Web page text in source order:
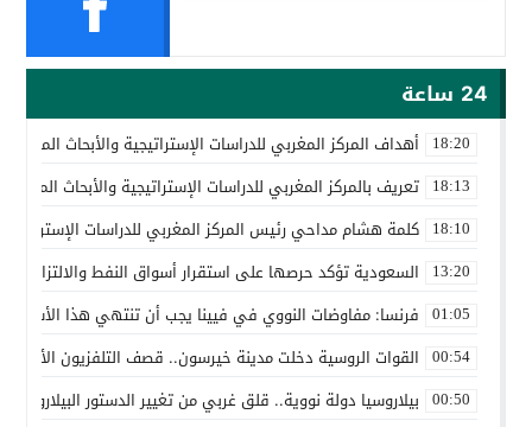
24 ساعة
18:20 أهداف المركز المغربي للدراسات الإستراتيجية والأبحاث المتقدمة
18:13 تعريف بالمركز المغربي للدراسات الإستراتيجية والأبحاث
18:10 كلمة هشام مداحي رئيس المركز المغربي للدراسات
13:20 السعودية تؤكد حرصها على استقرار أسواق النفط والالتزام
01:05 فرنسا: مفاوضات النووي في فيينا يجب أن تنتهي هذا الأسبوع
00:54 القوات الروسية دخلت مدينة خيرسون.. قصف التلفزيون
00:50 بيلاروسيا دولة نووية.. قلق غربي من تغيير الدستور